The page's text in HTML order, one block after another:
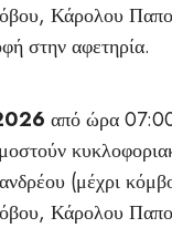
Κάρολου
στην αφετηρία.
από ώρα
(μέχρι
Κάρολου